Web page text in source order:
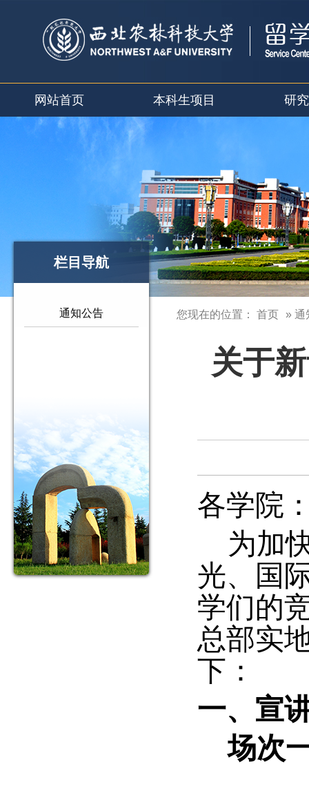
网站首页 本科生项目 研
栏目导航
通知公告 您现在的位置： 首页 » 通
关于
各学院
为加
光、国
学们的
总部实
下：
一、宣
场次